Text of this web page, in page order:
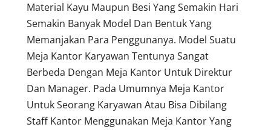
Material Kayu Maupun Besi Yang Semakin Hari
Semakin Banyak Model Dan Bentuk Yang
Memanjakan Para Penggunanya. Model Suatu
Meja Kantor Karyawan Tentunya Sangat
Berbeda Dengan Meja Kantor Untuk Direktur
Dan Manager. Pada Umumnya Meja Kantor
Untuk Seorang Karyawan Atau Bisa Dibilang
Staff Kantor Menggunakan Meja Kantor Yang